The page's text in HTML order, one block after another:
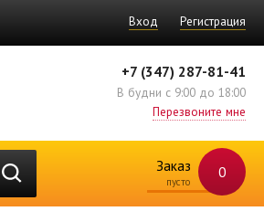
Вход Регистрация
+7 (347) 287-81-41
В будни с 9:00 до 18:00
Перезвоните мне
Заказ 0
пусто